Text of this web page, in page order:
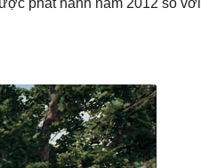
phát hành năm 2012 so với